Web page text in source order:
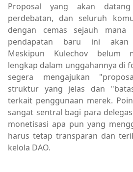
Proposal yang akan
perdebatan, dan seluruh
dengan cemas sejauh mana
pendapatan baru ini akan
Meskipun Kulechov belum
lengkap dalam unggahannya di
segera mengajukan
struktur yang jelas dan
terkait penggunaan merek.
sangat sentral bagi para
monetisasi apa pun yang
harus tetap transparan dan
kelola DAO.